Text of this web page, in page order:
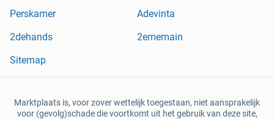
Perskamer
Adevinta
2dehands
2ememain
Sitemap
Marktplaats is, voor zover wettelijk toegestaan, niet aansprakelijk
voor (gevolg)schade die voortkomt uit het gebruik van deze site,